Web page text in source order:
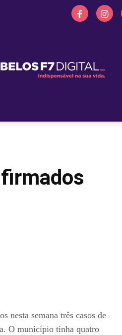
nesta semana três casos de
O município tinha quatro